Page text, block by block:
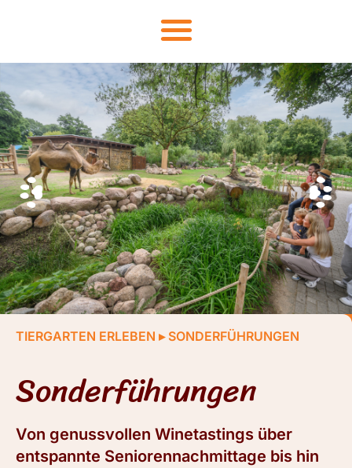
TIERGARTEN ERLEBEN ▸ SONDERFÜHRUNGEN
Sonderführungen
Von genussvollen Winetastings über
entspannte Seniorennachmittage bis hin